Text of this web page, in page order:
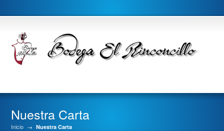
Nuestra Carta
Inicio → Nuestra Carta